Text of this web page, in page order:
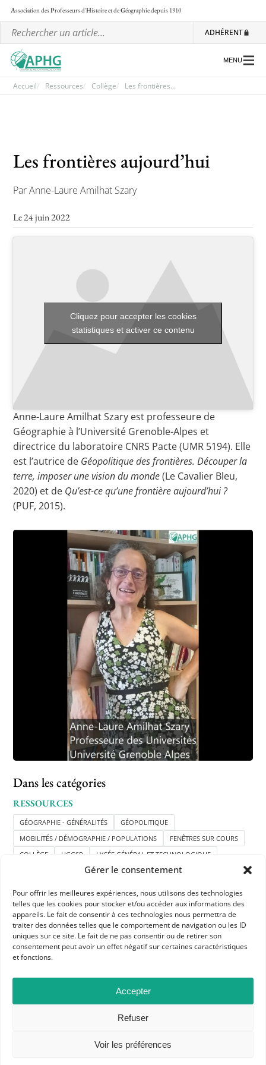
Gérer le consentement
Pour offrir les meilleures expériences, nous utilisons des technologies
telles que les cookies pour stocker et/ou accéder aux informations des
appareils. Le fait de consentir à ces technologies nous permettra de
traiter des données telles que le comportement de navigation ou les ID
uniques sur ce site. Le fait de ne pas consentir ou de retirer son
consentement peut avoir un effet négatif sur certaines caractéristiques
et fonctions.
Accepter
Refuser
Voir les préférences
Association desProfesseurs d'Histoire et deGéographiedepuis 1910
ADHÉRENT
Les ateliers nationaux
Communiqués et motions
Lettre d’information de l’APHG
L’APHG dans la presse
Toutes les actualités
Les rendez-vous de l’APHG
Critique d’ouvrages publiés
Culture
MENU
Accueil Ressources Collège Les frontières...
Les frontières aujourd’hui
Par Anne-Laure Amilhat Szary
Le 24 juin 2022
Cliquez pour accepter les cookies
statistiques et activer ce contenu
Anne-Laure Amilhat Szary est professeure de
Géographie à l’Université Grenoble-Alpes et
directrice du laboratoire CNRS Pacte (UMR 5194). Elle
est l’autrice de Géopolitique des frontières. Découper la
terre, imposer une vision du monde(Le Cavalier Bleu,
2020) et de Qu’est-ce qu’une frontière aujourd’hui ?
(PUF, 2015).
Dans les catégories
RESSOURCES
GÉOGRAPHIE - GÉNÉRALITÉS
GÉOPOLITIQUE
MOBILITÉS / DÉMOGRAPHIE / POPULATIONS
FENÊTRES SUR COURS
COLLÈGE
HGGSP LYCÉE GÉNÉRAL ET TECHNOLOGIQUE
APHG
+ 33 0(1) 42 33 62 37
BP 6541 – 75065 Paris Cedex 02
CONTACTEZ-NOUS